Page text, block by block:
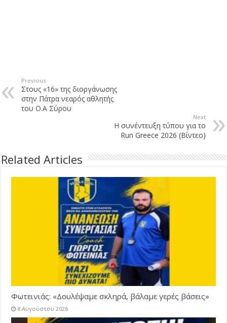
Previous
Στους «16» της διοργάνωσης
στην Πάτρα νεαρός αθλητής
του Ο.Α Σύρου
Next
Η συνέντευξη τύπου για το
Run Greece 2026 (Βίντεο)
Related Articles
Φωτεινιάς: «Δουλέψαμε σκληρά, βάλαμε γερές βάσεις»
8 Αυγούστου 2026